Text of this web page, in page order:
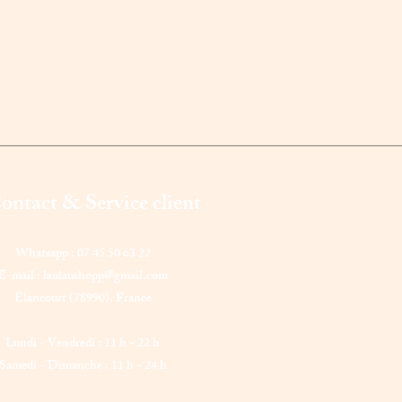
& Service client
Whatsapp : 07 45 50 63 22
mail :laulaushopp@gmail.com
Elancourt (78990), France
Lundi - Vendredi : 11 h - 22 h
Samedi - Dimanche : 11 h - 24 h